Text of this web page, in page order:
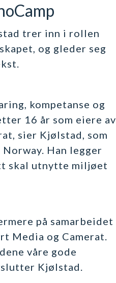
trer inn i rollen
og gleder seg
kompetanse og
16 år som eiere av
sier Kjølstad, som
Han legger
skal utnytte miljøet
på samarbeidet
Media og Camerat.
våre gode
Kjølstad.